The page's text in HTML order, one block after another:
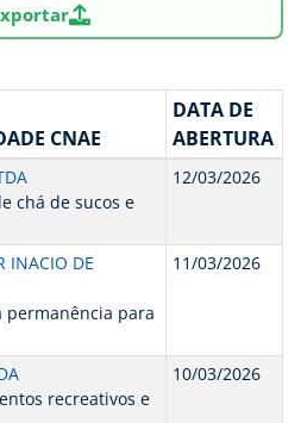
CNAE
DATA DE
ABERTURA
chá de sucos e
12/03/2026
INACIO DE
permanência para
11/03/2026
recreativos e
10/03/2026